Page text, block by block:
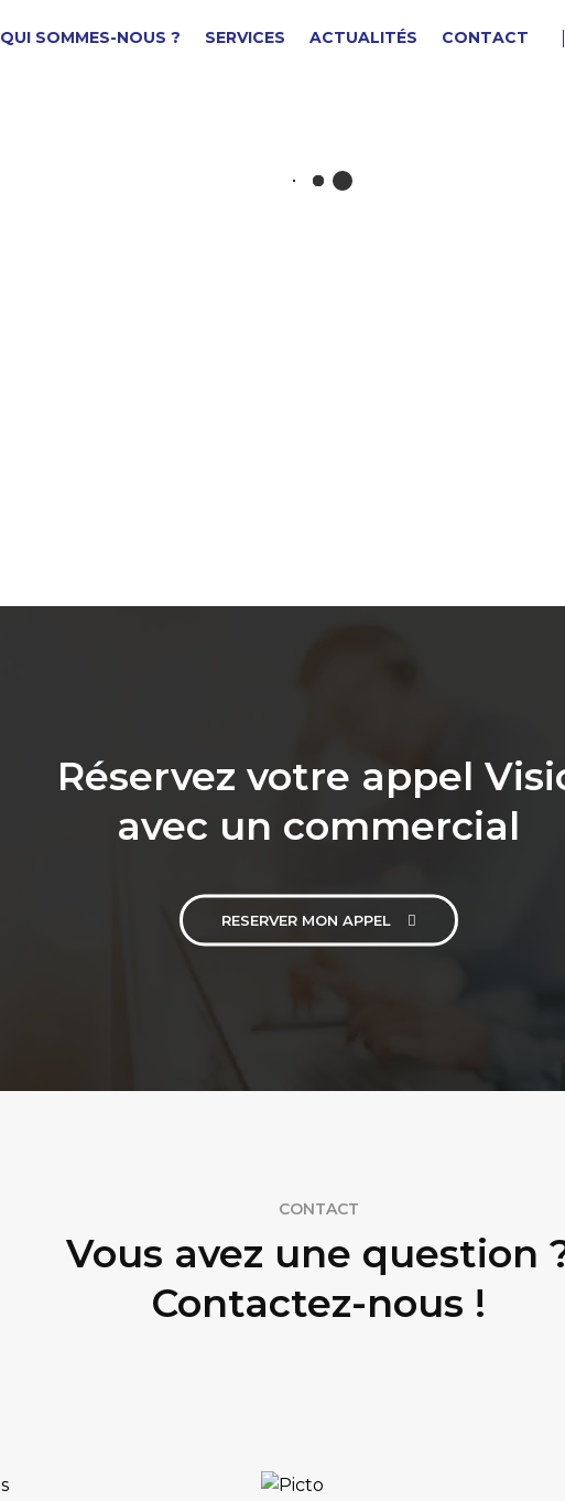
QUI SOMMES-NOUS ? SERVICES ACTUALITÉS CONTACT
CORPS BOULON OEIL
Réservez votre appel
avec un commercial
RESERVER MON APPEL
CONTACT
Vous avez une question
Contactez-nous !